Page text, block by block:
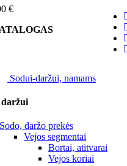
€
Sodui-daržui, namams
Sodo, daržo prekės
Vejos segmentai
Bortai, atitvarai
Vejos koriai